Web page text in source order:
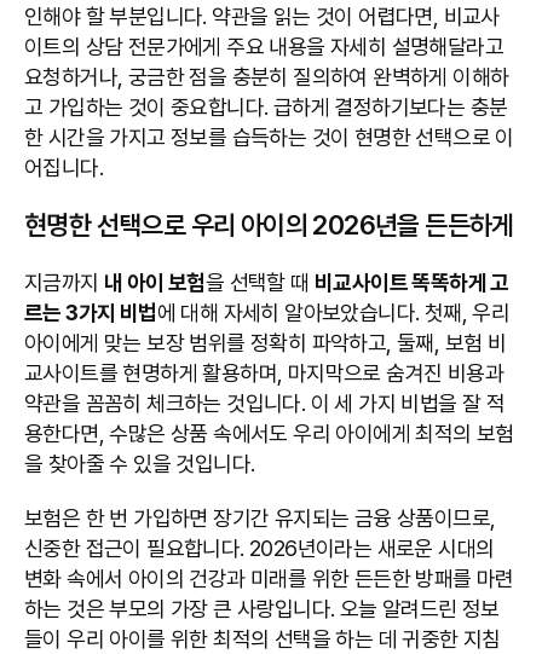
인해야 할 부분입니다. 약관을 읽는 것이 어렵다면, 비교사
이트의 상담 전문가에게 주요 내용을 자세히 설명해달라고
요청하거나, 궁금한 점을 충분히 질의하여 완벽하게 이해하
고 가입하는 것이 중요합니다. 급하게 결정하기보다는 충분
한 시간을 가지고 정보를 습득하는 것이 현명한 선택으로 이
어집니다.
현명한 선택으로 우리 아이의 2026년을 든든하게
지금까지 내 아이 보험을 선택할 때 비교사이트 똑똑하게 고
르는 3가지 비법에 대해 자세히 알아보았습니다. 첫째, 우리
아이에게 맞는 보장 범위를 정확히 파악하고, 둘째, 보험 비
교사이트를 현명하게 활용하며, 마지막으로 숨겨진 비용과
약관을 꼼꼼히 체크하는 것입니다. 이 세 가지 비법을 잘 적
용한다면, 수많은 상품 속에서도 우리 아이에게 최적의 보험
을 찾아줄 수 있을 것입니다.
보험은 한 번 가입하면 장기간 유지되는 금융 상품이므로,
신중한 접근이 필요합니다. 2026년이라는 새로운 시대의
변화 속에서 아이의 건강과 미래를 위한 든든한 방패를 마련
하는 것은 부모의 가장 큰 사랑입니다. 오늘 알려드린 정보
들이 우리 아이를 위한 최적의 선택을 하는 데 귀중한 지침